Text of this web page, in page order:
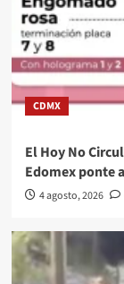
CDMX
El Hoy No
Edomex ponte
4 agosto, 2026